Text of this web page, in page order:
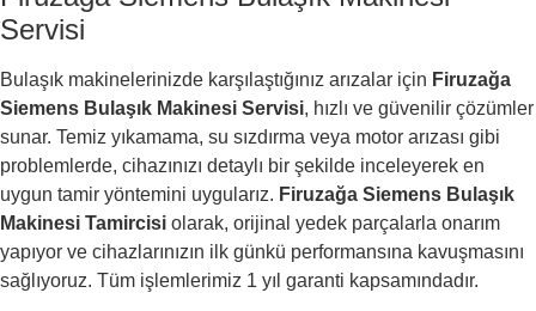
Servisi
Bulaşık makinelerinizde karşılaştığınız arızalar için Firuzağa
Siemens Bulaşık Makinesi Servisi, hızlı ve güvenilir çözümler
sunar. Temiz yıkamama, su sızdırma veya motor arızası gibi
problemlerde, cihazınızı detaylı bir şekilde inceleyerek en
uygun tamir yöntemini uygularız. Firuzağa Siemens Bulaşık
Makinesi Tamircisi olarak, orijinal yedek parçalarla onarım
yapıyor ve cihazlarınızın ilk günkü performansına kavuşmasını
sağlıyoruz. Tüm işlemlerimiz 1 yıl garanti kapsamındadır.